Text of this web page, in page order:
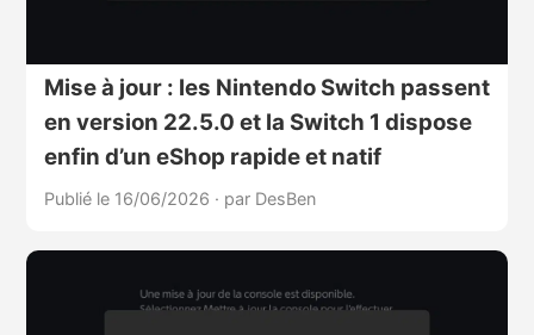
Mise à jour : les Nintendo Switch passent
en version 22.5.0 et la Switch 1 dispose
enfin d’un eShop rapide et natif
Publié le 16/06/2026 · par DesBen